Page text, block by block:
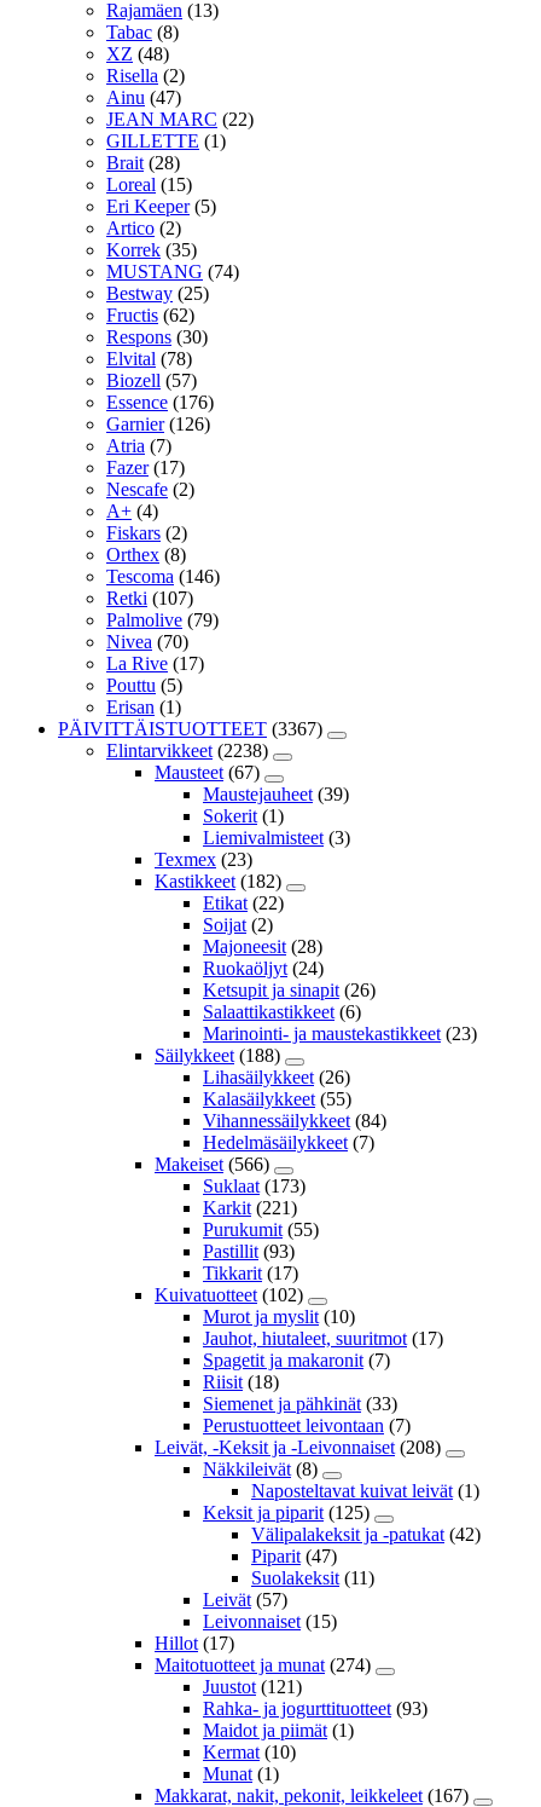
Rajamäen (13)
Tabac (8)
XZ (48)
Risella (2)
Ainu (47)
JEAN MARC (22)
GILLETTE (1)
Brait (28)
Loreal (15)
Eri Keeper (5)
Artico (2)
Korrek (35)
MUSTANG (74)
Bestway (25)
Fructis (62)
Respons (30)
Elvital (78)
Biozell (57)
Essence (176)
Garnier (126)
Atria (7)
Fazer (17)
Nescafe (2)
A+ (4)
Fiskars (2)
Orthex (8)
Tescoma (146)
Retki (107)
Palmolive (79)
Nivea (70)
La Rive (17)
Pouttu (5)
Erisan (1)
PÄIVITTÄISTUOTTEET (3367)
Elintarvikkeet (2238)
Mausteet (67)
Maustejauheet (39)
Sokerit (1)
Liemivalmisteet (3)
Texmex (23)
Kastikkeet (182)
Etikat (22)
Soijat (2)
Majoneesit (28)
Ruokaöljyt (24)
Ketsupit ja sinapit (26)
Salaattikastikkeet (6)
Marinointi- ja maustekastikkeet (23)
Säilykkeet (188)
Lihasäilykkeet (26)
Kalasäilykkeet (55)
Vihannessäilykkeet (84)
Hedelmäsäilykkeet (7)
Makeiset (566)
Suklaat (173)
Karkit (221)
Purukumit (55)
Pastillit (93)
Tikkarit (17)
Kuivatuotteet (102)
Murot ja myslit (10)
Jauhot, hiutaleet, suuritmot (17)
Spagetit ja makaronit (7)
Riisit (18)
Siemenet ja pähkinät (33)
Perustuotteet leivontaan (7)
Leivät, -Keksit ja -Leivonnaiset (208)
Näkkileivät (8)
Naposteltavat kuivat leivät (1)
Keksit ja piparit (125)
Välipalakeksit ja -patukat (42)
Piparit (47)
Suolakeksit (11)
Leivät (57)
Leivonnaiset (15)
Hillot (17)
Maitotuotteet ja munat (274)
Juustot (121)
Rahka- ja jogurttituotteet (93)
Maidot ja piimät (1)
Kermat (10)
Munat (1)
Makkarat, nakit, pekonit, leikkeleet (167)